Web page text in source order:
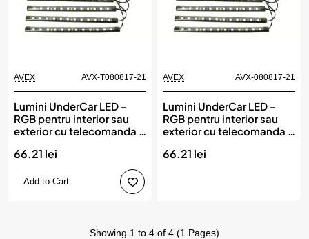
AVEX AVX-T080817-21
Lumini UnderCar LED -
RGB pentru interior sau
exterior cu telecomanda -
66.21 lei
Add to Cart
AVEX AVX-080817-21
Lumini UnderCar LED -
RGB pentru interior sau
exterior cu telecomanda -
66.21 lei
Showing 1 to 4 of 4 (1 Pages)